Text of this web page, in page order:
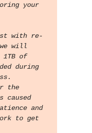
your
with re-
will
of
during
the
caused
and
to get